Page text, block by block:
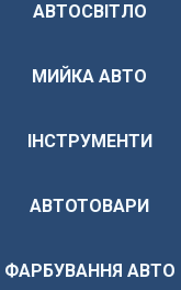
АВТОСВІТЛО
МИЙКА АВТО
ІНСТРУМЕНТИ
АВТОТОВАРИ
ФАРБУВАННЯ АВТО